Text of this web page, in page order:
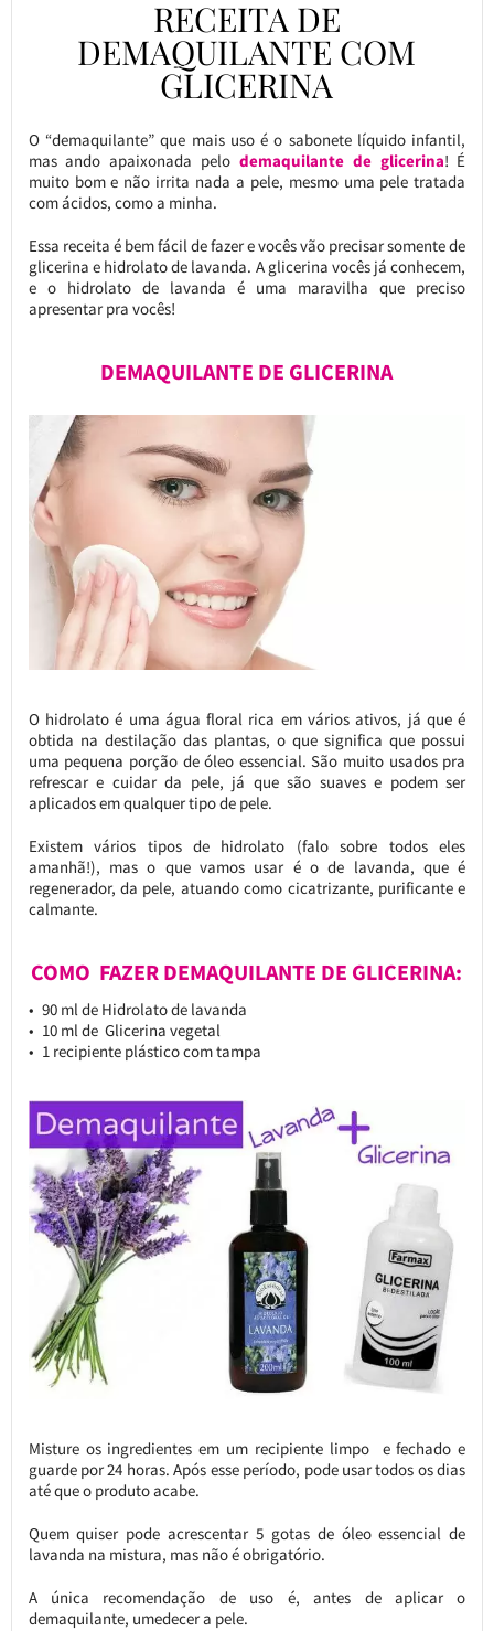
RECEITA DE
DEMAQUILANTE COM
GLICERINA
O “demaquilante” que mais uso é o sabonete líquido infantil,
mas ando apaixonada pelo demaquilante de glicerina! É
muito bom e não irrita nada a pele, mesmo uma pele tratada
com ácidos, como a minha.
Essa receita é bem fácil de fazer e vocês vão precisar somente de
glicerina e hidrolato de lavanda. A glicerina vocês já conhecem,
e o hidrolato de lavanda é uma maravilha que preciso
apresentar pra vocês!
DEMAQUILANTE DE GLICERINA
O hidrolato é uma água floral rica em vários ativos, já que é
obtida na destilação das plantas, o que significa que possui
uma pequena porção de óleo essencial. São muito usados pra
refrescar e cuidar da pele, já que são suaves e podem ser
aplicados em qualquer tipo de pele.
Existem vários tipos de hidrolato (falo sobre todos eles
amanhã!), mas o que vamos usar é o de lavanda, que é
regenerador, da pele, atuando como cicatrizante, purificante e
calmante.
COMO FAZER DEMAQUILANTE DE GLICERINA:
90 ml de Hidrolato de lavanda
10 ml de Glicerina vegetal
1 recipiente plástico com tampa
Misture os ingredientes em um recipiente limpo e fechado e
guarde por 24 horas. Após esse período, pode usar todos os dias
até que o produto acabe.
Quem quiser pode acrescentar 5 gotas de óleo essencial de
lavanda na mistura, mas não é obrigatório.
A única recomendação de uso é, antes de aplicar o
demaquilante, umedecer a pele.